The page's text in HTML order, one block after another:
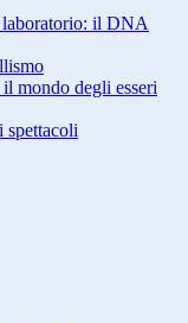
il DNA
mondo degli esseri
spettacoli